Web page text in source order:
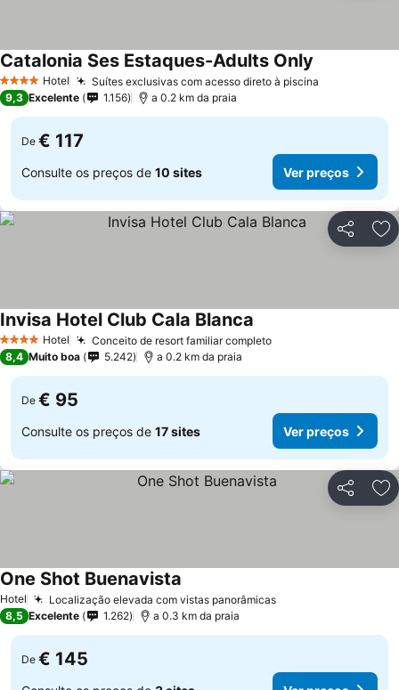
4 EstrelasHotel Suítes exclusivas com acesso direto à piscina
Catalonia Ses Estaques-Adults Only
9,3 Excelente 1.156 a 0.2 km da praia
De € 117
Consulte os preços de 10 sites Ver preços
Partilhar
4 EstrelasHotel Conceito de resort familiar completoVer preços
Invisa Hotel Club Cala Blanca
8,4 Muito boa 5.242 a 0.2 km da praia
De € 95
Consulte os preços de 17 sites Ver preços
Partilhar
Hotel Localização elevada com vistas panorâmicasVer preços
One Shot Buenavista
8,5 Excelente 1.262 a 0.3 km da praia
De € 145